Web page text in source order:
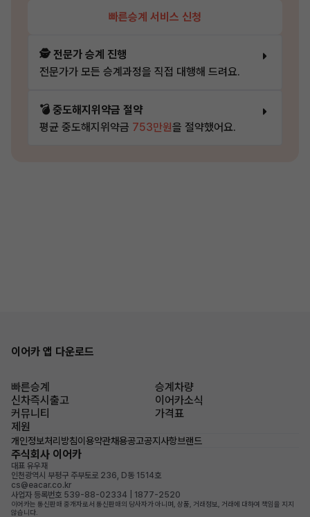
빠른승계 서비스 신청
🕵️ 전문가 승계 진행
전문가가 모든 승계과정을 직접 대행해 드려요.
💣 중도해지위약금 절약
평균 중도해지위약금 753만원을 절약했어요.
이어카 앱 다운로드
빠른승계
승계차량
신차즉시출고
이어카소식
커뮤니티
가격표
제원
개인정보처리방침이용약관채용공고공지사항브랜드
주식회사 이어카
대표 유우재
인천광역시 부평구 주부토로 236, D동 1514호
cs@eacar.co.kr
사업자 등록번호 539-88-02334 | 1877-2520
이어카는 통신판매 중개자로서 통신판매의 당사자가 아니며, 상품, 거래정보, 거래에 대하여 책임을 지지
않습니다.